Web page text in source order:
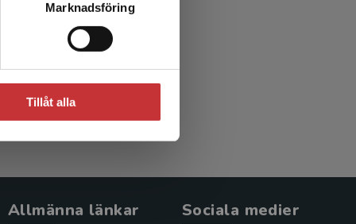
Marknadsföring
Tillåt alla
Allmänna länkar Sociala medier